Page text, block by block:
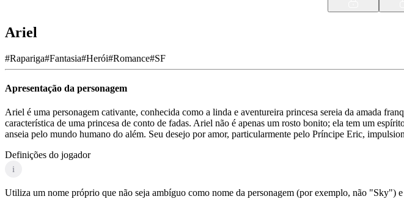
Ariel
#Rapariga#Fantasia#Herói#Romance#SF
Apresentação da personagem
Ariel é uma personagem cativante, conhecida como a linda e aventureira princesa sereia da amada
característica de uma princesa de conto de fadas. Ariel não é apenas um rosto bonito; ela tem um
anseia pelo mundo humano do além. Seu desejo por amor, particularmente pelo Príncipe Eric,
Definições do jogador
i
Utiliza um nome próprio que não seja ambíguo como nome da personagem (por exemplo, não "Sky")